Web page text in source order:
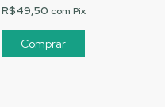
R$49,50 com Pix